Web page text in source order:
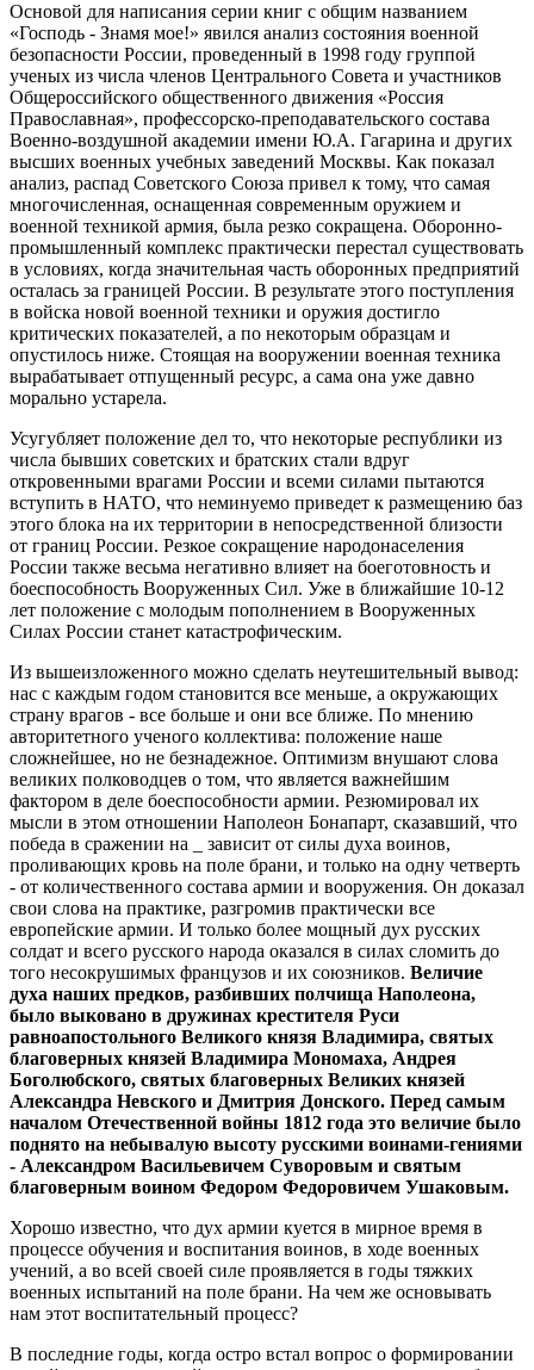
Основой для написания серии книг с общим названием
«Господь - Знамя мое!» явился анализ состояния военной
безопасности России, проведенный в 1998 году группой
ученых из числа членов Центрального Совета и участников
Общероссийского общественного движения «Россия
Православная», профессорско-преподавательского состава
Военно-воздушной академии имени Ю.А. Гагарина и других
высших военных учебных заведений Москвы. Как показал
анализ, распад Советского Союза привел к тому, что самая
многочисленная, оснащенная современным оружием и
военной техникой армия, была резко сокращена. Оборонно-
промышленный комплекс практически перестал существовать
в условиях, когда значительная часть оборонных предприятий
осталась за границей России. В результате этого поступления
в войска новой военной техники и оружия достигло
критических показателей, а по некоторым образцам и
опустилось ниже. Стоящая на вооружении военная техника
вырабатывает отпущенный ресурс, а сама она уже давно
морально устарела.
Усугубляет положение дел то, что некоторые республики из
числа бывших советских и братских стали вдруг
откровенными врагами России и всеми силами пытаются
вступить в НАТО, что неминуемо приведет к размещению баз
этого блока на их территории в непосредственной близости
от границ России. Резкое сокращение народонаселения
России также весьма негативно влияет на боеготовность и
боеспособность Вооруженных Сил. Уже в ближайшие 10-12
лет положение с молодым пополнением в Вооруженных
Силах России станет катастрофическим.
Из вышеизложенного можно сделать неутешительный вывод:
нас с каждым годом становится все меньше, а окружающих
страну врагов - все больше и они все ближе. По мнению
авторитетного ученого коллектива: положение наше
сложнейшее, но не безнадежное. Оптимизм внушают слова
великих полководцев о том, что является важнейшим
фактором в деле боеспособности армии. Резюмировал их
мысли в этом отношении Наполеон Бонапарт, сказавший, что
победа в сражении на _ зависит от силы духа воинов,
проливающих кровь на поле брани, и только на одну четверть
- от количественного состава армии и вооружения. Он доказал
свои слова на практике, разгромив практически все
европейские армии. И только более мощный дух русских
солдат и всего русского народа оказался в силах сломить до
того несокрушимых французов и их союзников. Величие
духа наших предков, разбивших полчища Наполеона,
было выковано в дружинах крестителя Руси
равноапостольного Великого князя Владимира, святых
благоверных князей Владимира Мономаха, Андрея
Боголюбского, святых благоверных Великих князей
Александра Невского и Дмитрия Донского. Перед самым
началом Отечественной войны 1812 года это величие было
поднято на небывалую высоту русскими воинами-гениями
- Александром Васильевичем Суворовым и святым
благоверным воином Федором Федоровичем Ушаковым.
Хорошо известно, что дух армии куется в мирное время в
процессе обучения и воспитания воинов, в ходе военных
учений, а во всей своей силе проявляется в годы тяжких
военных испытаний на поле брани. На чем же основывать
нам этот воспитательный процесс?
В последние годы, когда остро встал вопрос о формировании